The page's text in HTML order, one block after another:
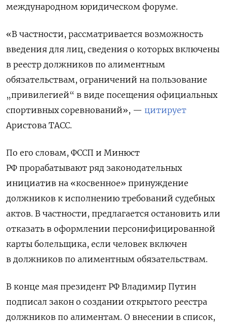
международном юридическом форуме.
«В частности, рассматривается возможность
введения для лиц, сведения о которых включены
в реестр должников по алиментным
обязательствам, ограничений на пользование
„привилегией“ в виде посещения официальных
спортивных соревнований», — цитирует
Аристова ТАСС.
По его словам, ФССП и Минюст
РФ прорабатывают ряд законодательных
инициатив на «косвенное» принуждение
должников к исполнению требований судебных
актов. В частности, предлагается остановить или
отказать в оформлении персонифицированной
карты болельщика, если человек включен
в должников по алиментным обязательствам.
В конце мая президент РФ Владимир Путин
подписал закон о создании открытого реестра
должников по алиментам. О внесении в список,